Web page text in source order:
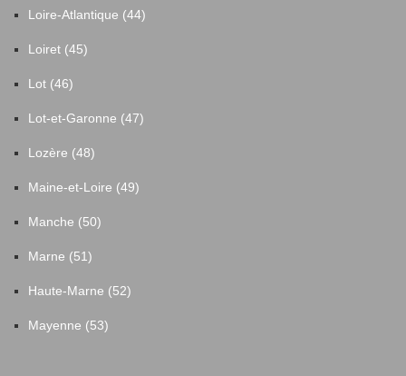
Loire-Atlantique (44)
Loiret (45)
Lot (46)
Lot-et-Garonne (47)
Lozère (48)
Maine-et-Loire (49)
Manche (50)
Marne (51)
Haute-Marne (52)
Mayenne (53)